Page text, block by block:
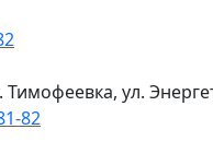
Тимофеевка, ул.
82